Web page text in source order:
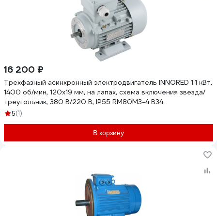
16 200 ₽
Трехфазный асинхронный электродвигатель INNORED 1.1 кВт,
1400 об/мин, 120х19 мм, на лапах, схема включения звезда/
треугольник, 380 В/220 В, IP55 RM80M3-4 B34
5(1)
В корзину